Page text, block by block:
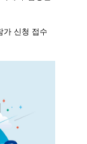
가 신청 접수